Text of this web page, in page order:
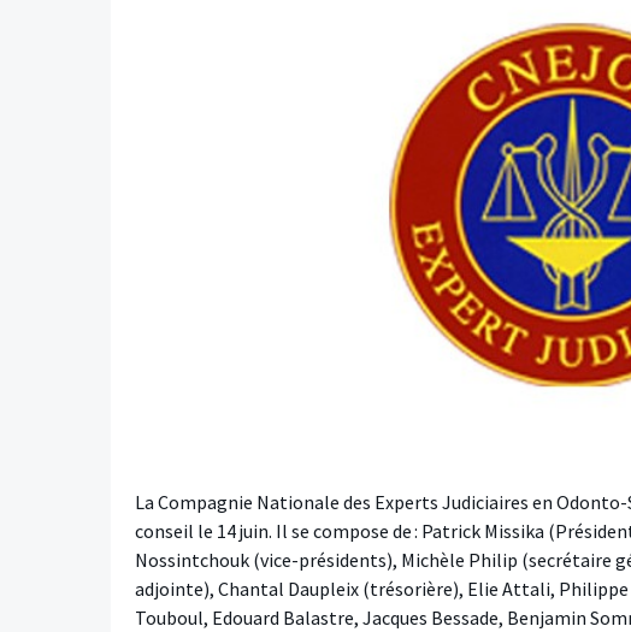
La Compagnie Nationale des Experts Judiciaires en
conseil le 14 juin. Il se compose de : Patrick Missika
Nossintchouk (vice-présidents), Michèle Philip (secrétaire
adjointe), Chantal Daupleix (trésorière), Elie Attali, Philippe
Touboul, Edouard Balastre, Jacques Bessade, Benjamin